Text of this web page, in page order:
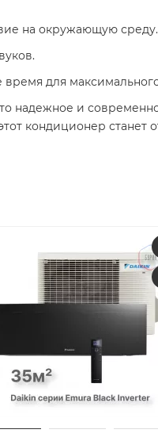
на окружающую среду.
для
надежное и
кондиционер станет